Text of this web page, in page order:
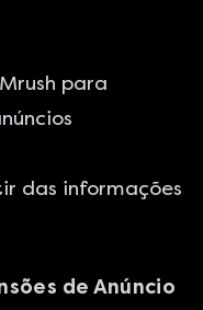
para
das informações
de Anúncio